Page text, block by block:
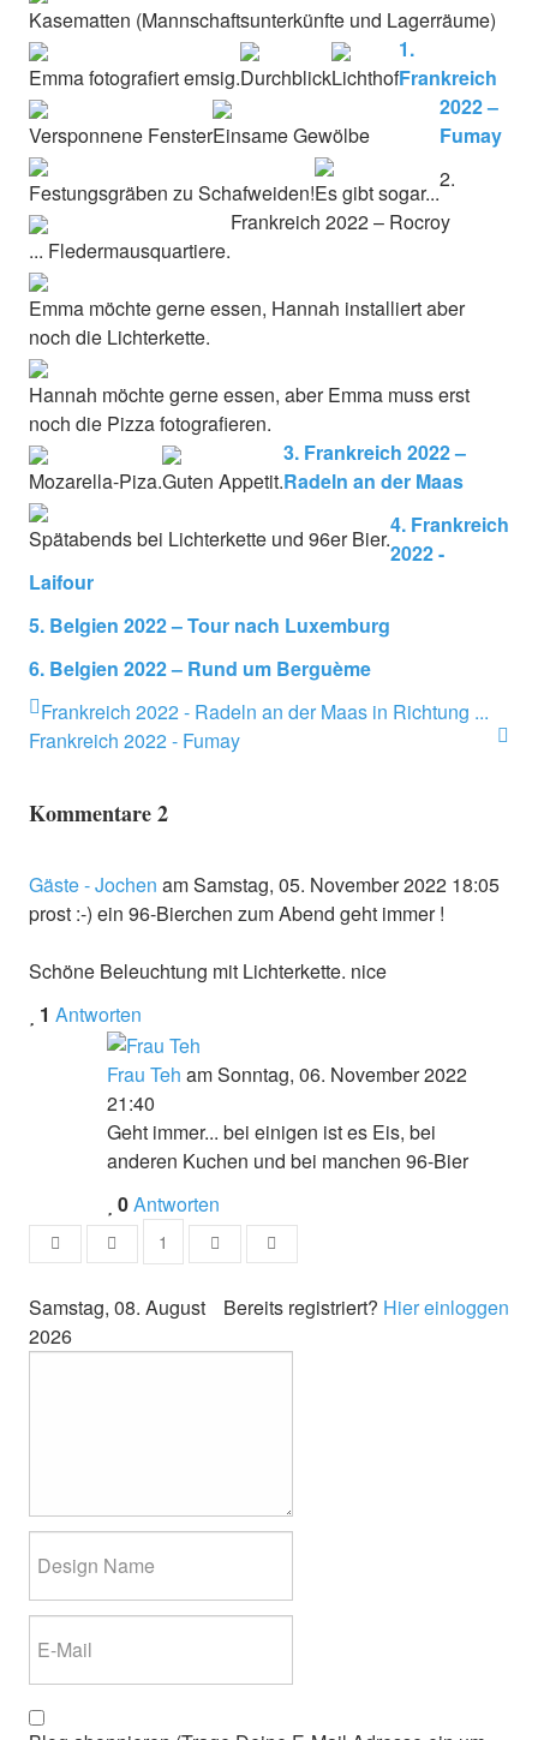
Kasematten (Mannschaftsunterkünfte und Lagerräume)
Emma fotografiert emsig.DurchblickLichthof
Versponnene FensterEinsame Gewölbe
Festungsgräben zu Schafweiden!Es gibt sogar...
... Fledermausquartiere.
Emma möchte gerne essen, Hannah installiert aber
noch die Lichterkette.
Hannah möchte gerne essen, aber Emma muss erst
noch die Pizza fotografieren.
Mozarella-Piza.Guten Appetit.
Spätabends bei Lichterkette und 96er Bier.
1.
Frankreich
2022 –
Fumay
2.
Frankreich 2022 – Rocroy
3. Frankreich 2022 –
Radeln an der Maas
4. Frankreich
2022 -
Laifour
5. Belgien 2022 – Tour nach Luxemburg
6. Belgien 2022 – Rund um Berguème
Frankreich 2022 - Radeln an der Maas in Richtung ...
Frankreich 2022 - Fumay
Kommentare2
Gäste - Jochen am Samstag, 05. November 2022 18:05
prost :-) ein 96-Bierchen zum Abend geht immer !
Schöne Beleuchtung mit Lichterkette. nice
1 Antworten
Frau Teh am Sonntag, 06. November 2022
21:40
Geht immer... bei einigen ist es Eis, bei
anderen Kuchen und bei manchen 96-Bier
0Antworten
First PagePrevious Page
1
Next PageLast Page
Bereits registriert? Hier einloggen
Samstag, 08. August
2026